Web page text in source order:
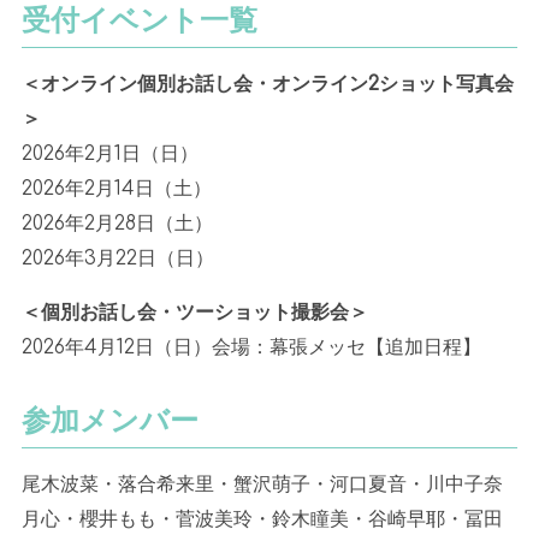
受付イベント一覧
＜オンライン個別お話し会・オンライン2ショット写真会
＞
2026年2月
日（日）
2026年2月 14 日（土）
2026年2月 28 日（土）
2026年3 月 22日（日）
＜個別お話し会・ツーショット撮影会＞
2026年4 月 12日（日）会場：幕張メッセ【追加日程】
参加メンバー
尾木波菜・落合希来里・蟹沢萌子・河口夏音・川中子奈
月心・櫻井もも・菅波美玲・鈴木瞳美・谷崎早耶・冨田